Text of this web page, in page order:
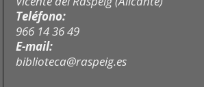
Teléfono:
966 14 36 49
E-mail:
biblioteca@raspeig.es